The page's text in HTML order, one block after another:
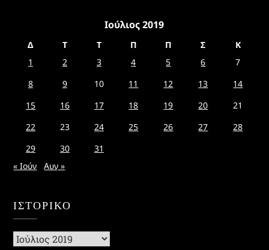
Ιούλιος 2019
Δ Τ Τ Π Π Σ
Κ
1
2 3 4 5 6
7
8
9 10 11 12 13
14
15
16 17 18 19 20
21
22
23 24 25 26 27
28
29
30
31
« Ιούν
Αυγ »
ΙΣΤΟΡΙΚΌ
Ιστορικό